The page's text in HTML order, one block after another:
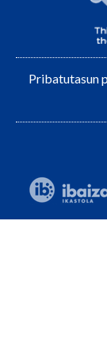
Pribatutasun